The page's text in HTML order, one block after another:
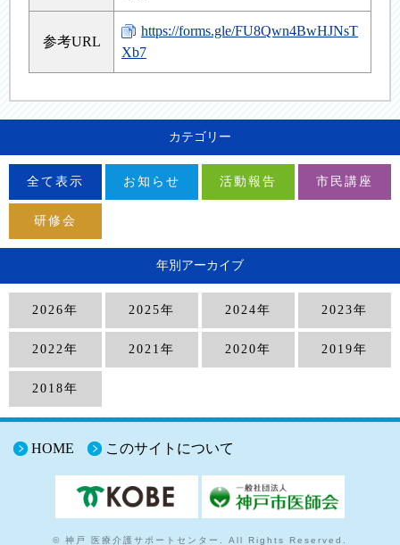
参考URL
https://forms.gle/FU8Qwn4BwHJNsT
Xb7
カテゴリー
全て表示 お知らせ 活動報告 市民講座
研修会
年別アーカイブ
2026年 2025年 2024年 2023年
2022年 2021年 2020年 2019年
2018年
HOME このサイトについて
© 神戸 医療介護サポートセンター. All Rights Reserved.